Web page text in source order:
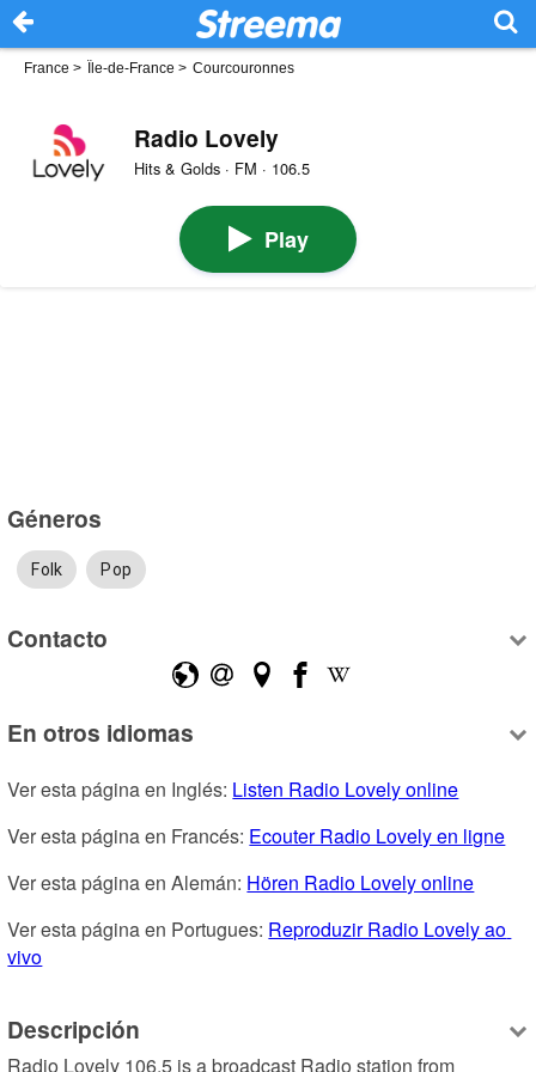
France > Île-de-France > Courcouronnes
Radio Lovely
Hits & Golds · FM · 106.5
Play
Géneros
Folk Pop
Contacto
En otros idiomas
Ver esta página en Inglés: Listen Radio Lovely online
Ver esta página en Francés: Ecouter Radio Lovely en ligne
Ver esta página en Alemán: Hören Radio Lovely online
Ver esta página en Portugues: Reproduzir Radio Lovely ao
vivo
Descripción
Radio Lovely 106.5 is a broadcast Radio station from